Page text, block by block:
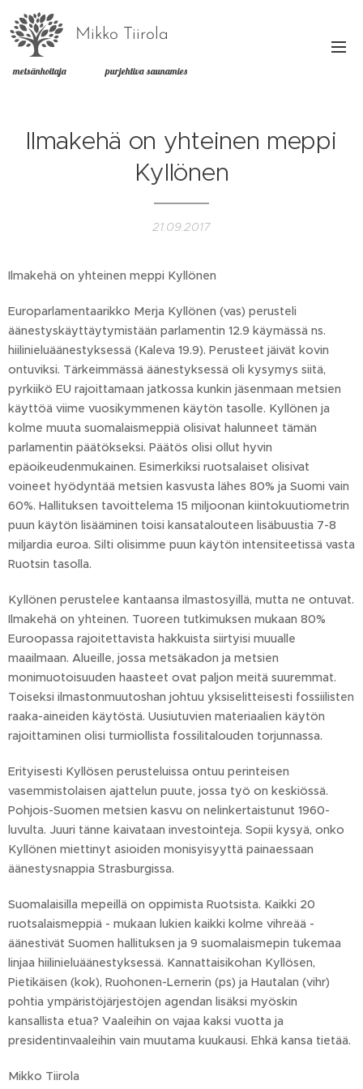
Mikko Tiirola
metsänhoitaja purjehtiva saunamies
Ilmakehä on yhteinen meppi
Kyllönen
21.09.2017
Ilmakehä on yhteinen meppi Kyllönen
Europarlamentaarikko Merja Kyllönen (vas) perusteli
äänestyskäyttäytymistään parlamentin 12.9 käymässä ns.
hiilinieluäänestyksessä (Kaleva 19.9). Perusteet jäivät kovin
ontuviksi. Tärkeimmässä äänestyksessä oli kysymys siitä,
pyrkiikö EU rajoittamaan jatkossa kunkin jäsenmaan metsien
käyttöä viime vuosikymmenen käytön tasolle. Kyllönen ja
kolme muuta suomalaismeppiä olisivat halunneet tämän
parlamentin päätökseksi. Päätös olisi ollut hyvin
epäoikeudenmukainen. Esimerkiksi ruotsalaiset olisivat
voineet hyödyntää metsien kasvusta lähes 80% ja Suomi vain
60%. Hallituksen tavoittelema 15 miljoonan kiintokuutiometrin
puun käytön lisääminen toisi kansatalouteen lisäbuustia 7-8
miljardia euroa. Silti olisimme puun käytön intensiteetissä vasta
Ruotsin tasolla.
Kyllönen perustelee kantaansa ilmastosyillä, mutta ne ontuvat.
Ilmakehä on yhteinen. Tuoreen tutkimuksen mukaan 80%
Euroopassa rajoitettavista hakkuista siirtyisi muualle
maailmaan. Alueille, jossa metsäkadon ja metsien
monimuotoisuuden haasteet ovat paljon meitä suuremmat.
Toiseksi ilmastonmuutoshan johtuu yksiselitteisesti fossiilisten
raaka-aineiden käytöstä. Uusiutuvien materiaalien käytön
rajoittaminen olisi turmiollista fossilitalouden torjunnassa.
Erityisesti Kyllösen perusteluissa ontuu perinteisen
vasemmistolaisen ajattelun puute, jossa työ on keskiössä.
Pohjois-Suomen metsien kasvu on nelinkertaistunut 1960-
luvulta. Juuri tänne kaivataan investointeja. Sopii kysyä, onko
Kyllönen miettinyt asioiden monisyisyyttä painaessaan
äänestysnappia Strasburgissa.
Suomalaisilla mepeillä on oppimista Ruotsista. Kaikki 20
ruotsalaismeppiä - mukaan lukien kaikki kolme vihreää -
äänestivät Suomen hallituksen ja 9 suomalaismepin tukemaa
linjaa hiilinieluäänestyksessä. Kannattaisikohan Kyllösen,
Pietikäisen (kok), Ruohonen-Lernerin (ps) ja Hautalan (vihr)
pohtia ympäristöjärjestöjen agendan lisäksi myöskin
kansallista etua? Vaaleihin on vajaa kaksi vuotta ja
presidentinvaaleihin vain muutama kuukausi. Ehkä kansa tietää.
Mikko Tiirola